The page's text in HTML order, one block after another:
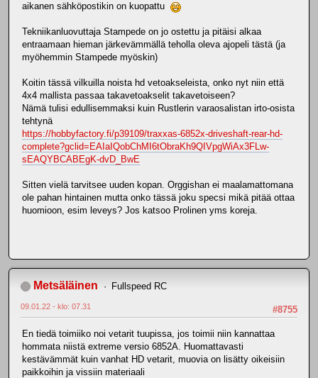
aikanen sähköpostikin on kuopattu
Tekniikanluovuttaja Stampede on jo ostettu ja pitäisi alkaa
entraamaan hieman järkevämmällä teholla oleva ajopeli tästä (ja
myöhemmin Stampede myöskin)
Koitin tässä vilkuilla noista hd vetoakseleista, onko nyt niin että
4x4 mallista passaa takavetoakselit takavetoiseen?
Nämä tulisi edullisemmaksi kuin Rustlerin varaosalistan irto-osista
tehtynä
https://hobbyfactory.fi/p39109/traxxas-6852x-driveshaft-rear-hd-
complete?gclid=EAIaIQobChMI6tObraKh9QIVpgWiAx3FLw-
sEAQYBCABEgK-dvD_BwE
Sitten vielä tarvitsee uuden kopan. Orggishan ei maalamattomana
ole pahan hintainen mutta onko tässä joku specsi mikä pitää ottaa
huomioon, esim leveys? Jos katsoo Prolinen yms koreja.
Metsäläinen Fullspeed RC
#8755
09.01.22 - klo: 07.31
En tiedä toimiiko noi vetarit tuupissa, jos toimii niin kannattaa
hommata niistä extreme versio 6852A. Huomattavasti
kestävämmät kuin vanhat HD vetarit, muovia on lisätty oikeisiin
paikkoihin ja vissiin materiaali